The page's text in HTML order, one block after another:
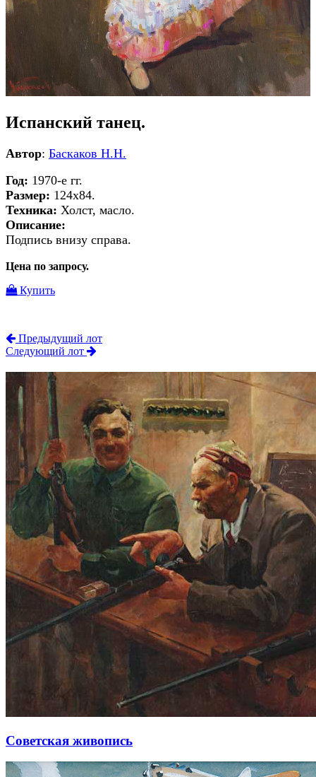
Испанский танец.
Автор: Баскаков Н.Н.
Год: 1970-е гг.
Размер: 124х84.
Техника: Холст, масло.
Описание:
Подпись внизу справа.
Цена по запросу.
Купить
Предыдущий лот
Следующий лот
Советская живопись